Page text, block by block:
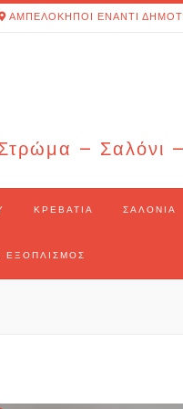
ΑΜΠΕΛΟΚΗΠΟΙ ΕΝΑΝΤΙ
– Σαλόνι
ΚΡΕΒΆΤΙΑ ΣΑΛΌΝΙΑ
ΕΞΟΠΛΙΣΜΌΣ